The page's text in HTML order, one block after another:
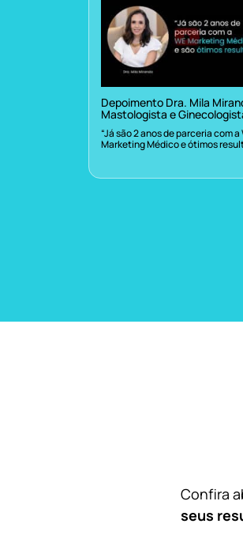
Depoimento Dra. Mila
Mastologista e
“Já são 2 anos de parceria com a
Marketing Médico e ótimos
Confira
seus